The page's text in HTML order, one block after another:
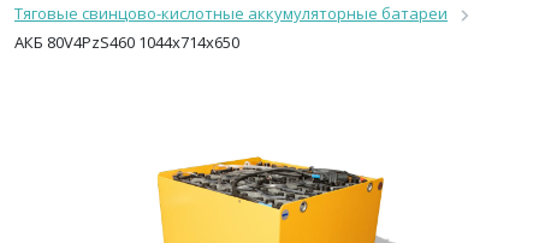
АРЕНДА АКБ
О КОМПАНИИ
+7 916 316 3333
8 800 550 44 77
Тяговые свинцово-кислотные аккумуляторные батареи
АКБ 80V4PzS460 1044x714x650